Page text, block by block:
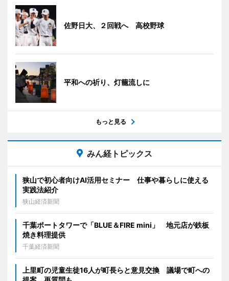
佐野日大、２回戦へ 高校野球
平和への祈り、灯籠流しに
もっと見る
みん経トピックス
狭山で初心者向けAI活用セミナー 仕事や暮らしに使える
実践法紹介
狭山経済新聞
千葉ポートタワーで「BLUE＆FIRE mini」 地元店が鉄板
焼き料理提供
千葉経済新聞
上里町の児童生徒16人が町長らと意見交換 議場で町への